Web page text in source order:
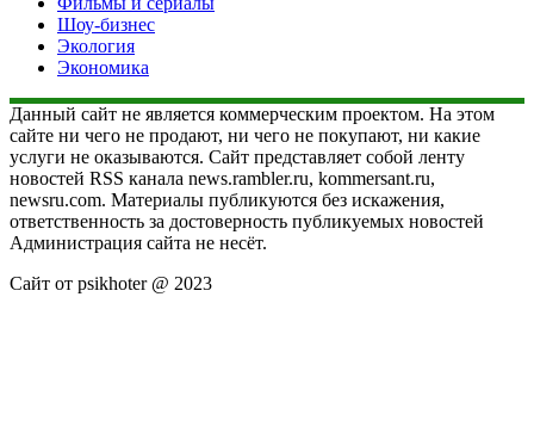
Шоу-бизнес
Экология
Экономика
Данный сайт не является коммерческим проектом. На этом
сайте ни чего не продают, ни чего не покупают, ни какие
услуги не оказываются. Сайт представляет собой ленту
новостей RSS канала news.rambler.ru, kommersant.ru,
newsru.com. Материалы публикуются без искажения,
ответственность за достоверность публикуемых новостей
Администрация сайта не несёт.
Сайт от psikhoter @ 2023